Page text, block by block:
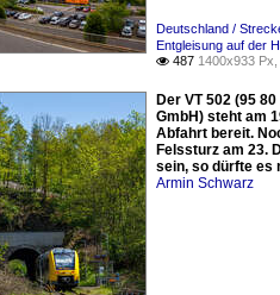
Deutschland /
Entgleisung auf der
 487 1400x933
Der VT 502 (95
GmbH) steht am
Abfahrt bereit.
Felssturz am 23.
sein, so dürfte es
Armin Schwarz